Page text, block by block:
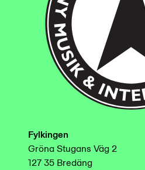
Fylkingen
Gröna Stugans Väg 2
127 35 Bredäng